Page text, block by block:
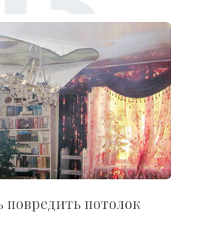
повредить потолок